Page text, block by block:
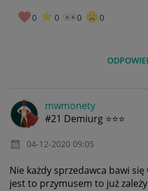
0 0 0 0
mwmonety
#21 Demiurg ⭐⭐⭐
‎04-12-2020 09:05
Nie każdy sprzedawca bawi
jest to przymusem to już